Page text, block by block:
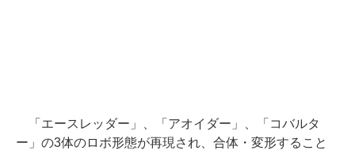
「エースレッダー」、「アオイダー」、「コバルタ
ー」の3体のロボ形態が再現され、合体・変形すること